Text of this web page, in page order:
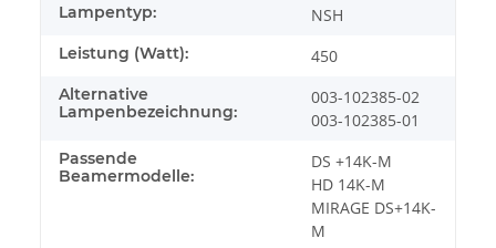
Lampentyp: NSH
Leistung (Watt): 450
Alternative
Lampenbezeichnung:
003-102385-02
003-102385-01
Passende
Beamermodelle:
DS +14K-M
HD 14K-M
MIRAGE DS+14K-
M